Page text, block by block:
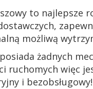
to najlepsze
możliwą
żadnych
ruchomych więc
i bezobsługowy!